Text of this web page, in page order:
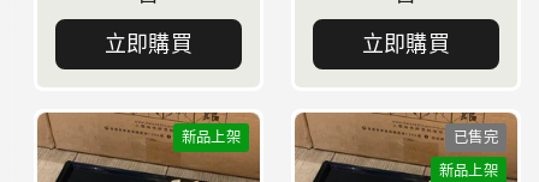
立即購買
立即購買
新品上架
已售完
新品上架